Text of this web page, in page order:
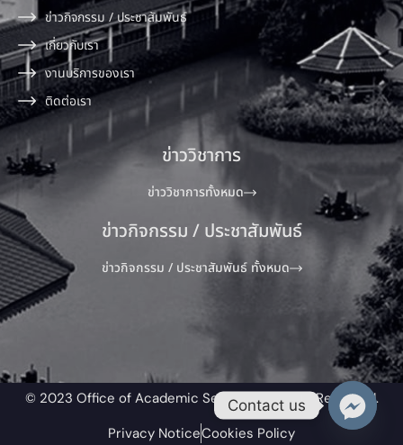
ข่าวกิจกรรม / ประชาสัมพันธ์
เกี่ยวกับเรา
งานบริการของเรา
ติดต่อเรา
ข่าววิชาการ
ข่าววิชาการทั้งหมด
ข่าวกิจกรรม / ประชาสัมพันธ์
ข่าวกิจกรรม / ประชาสัมพันธ์ ทั้งหมด
© 2023 Office of Academic Service All Rights Reserved.​
Privacy NoticeCookies Policy
Contact us